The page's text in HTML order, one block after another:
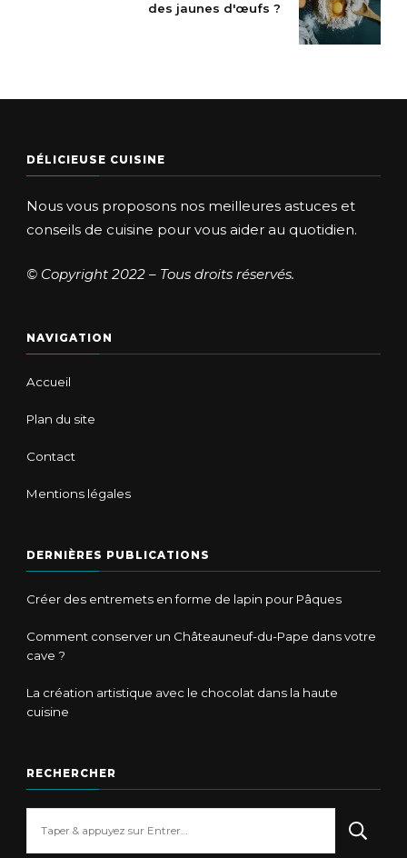
des jaunes d'œufs ?
DÉLICIEUSE CUISINE
Nous vous proposons nos meilleures astuces et
conseils de cuisine pour vous aider au quotidien.
© Copyright 2022 – Tous droits réservés.
NAVIGATION
Accueil
Plan du site
Contact
Mentions légales
DERNIÈRES PUBLICATIONS
Créer des entremets en forme de lapin pour Pâques
Comment conserver un Châteauneuf-du-Pape dans votre
cave ?
La création artistique avec le chocolat dans la haute
cuisine
RECHERCHER
recherchiez